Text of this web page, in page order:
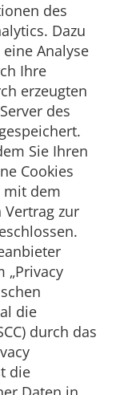
des
Dazu
Analyse
Ihre
erzeugten
des
Sie Ihren
Cookies
mit dem
zur
„Privacy
die
durch das
die